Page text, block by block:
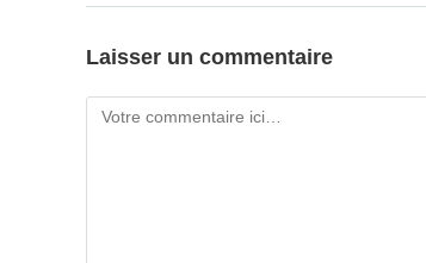
Laisser un commentaire
Comment